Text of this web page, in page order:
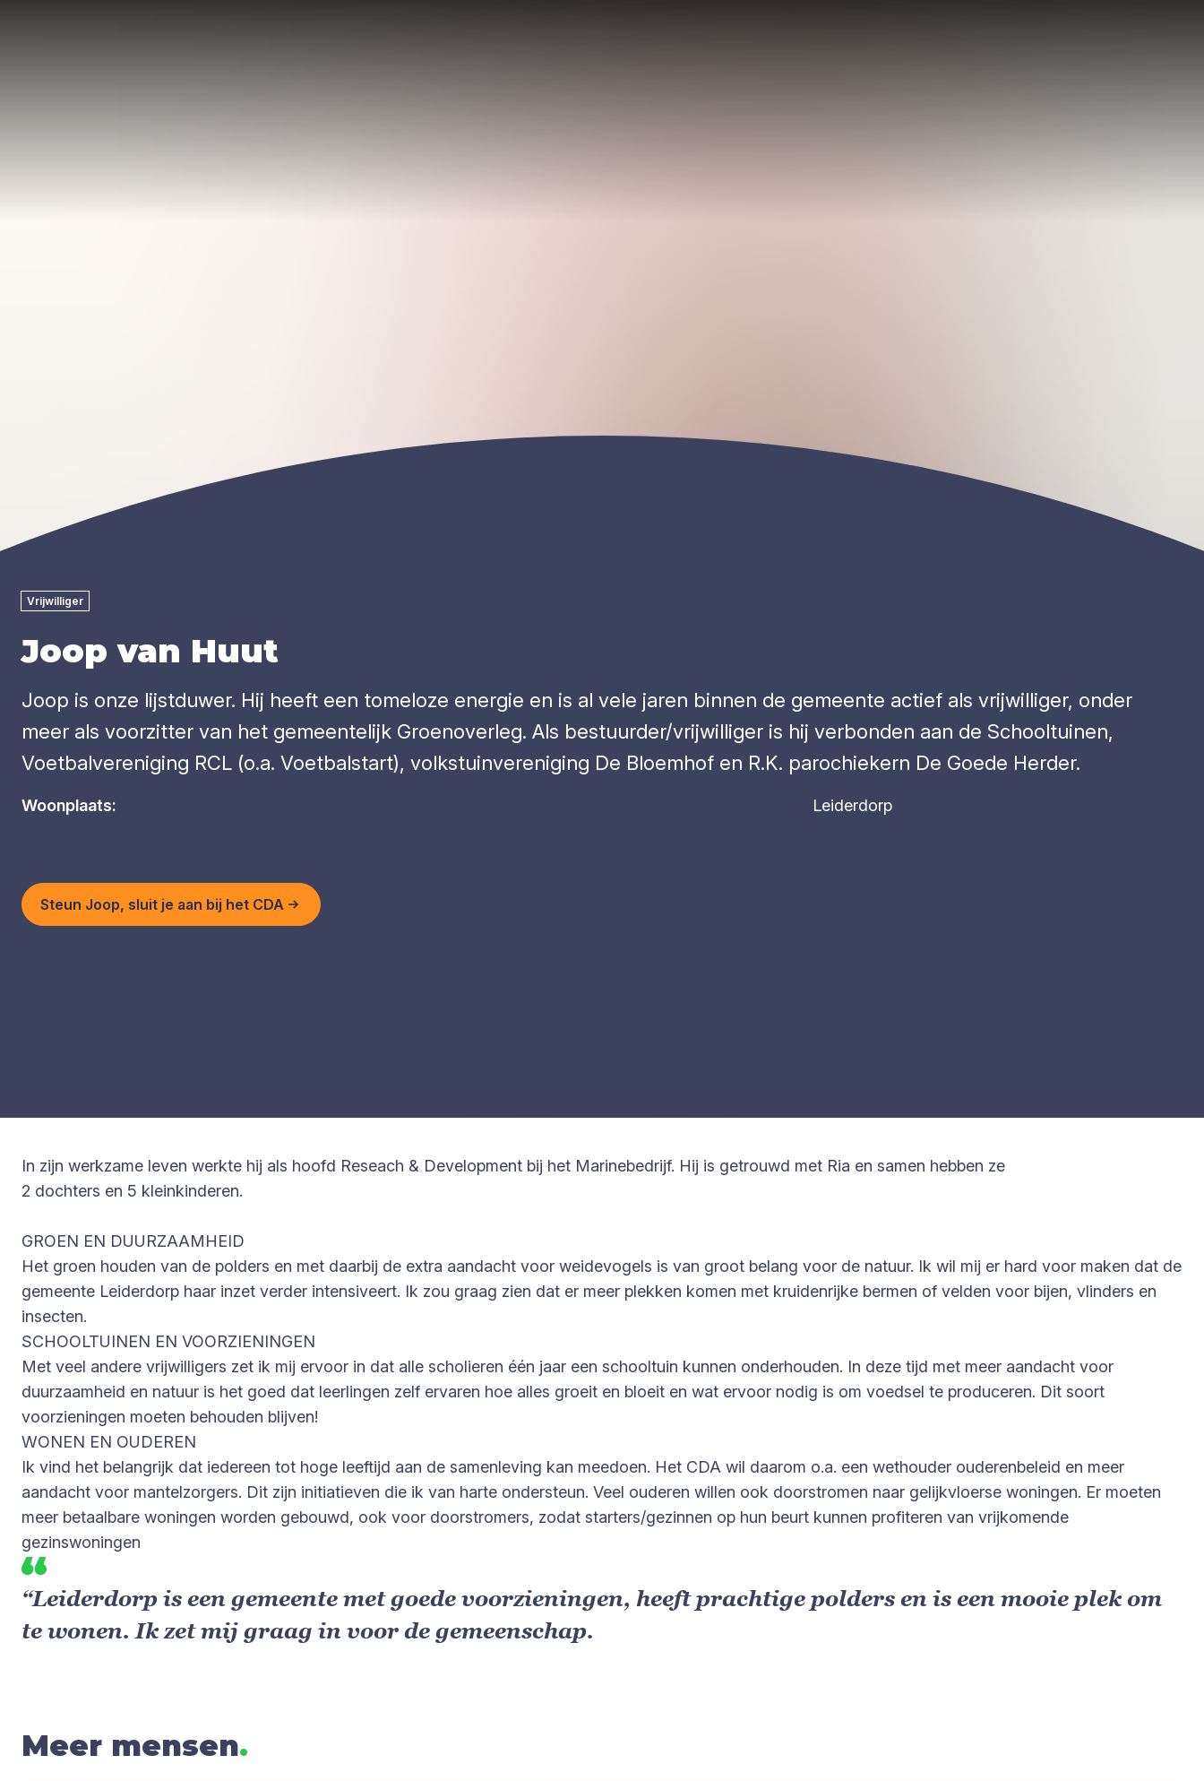
Vrijwilliger
Joop van Huut
Joop is onze lijstduwer. Hij heeft een tomeloze energie en is al vele jaren binnen de gemeente actief als vrijwilliger, onder
meer als voorzitter van het gemeentelijk Groenoverleg. Als bestuurder/vrijwilliger is hij verbonden aan de Schooltuinen,
Voetbalvereniging RCL (o.a. Voetbalstart), volkstuinvereniging De Bloemhof en R.K. parochiekern De Goede Herder.
Woonplaats: Leiderdorp
Steun Joop, sluit je aan bij het CDA
In zijn werkzame leven werkte hij als hoofd Reseach & Development bij het Marinebedrijf. Hij is getrouwd met Ria en samen hebben ze
2 dochters en 5 kleinkinderen.
GROEN EN DUURZAAMHEID
Het groen houden van de polders en met daarbij de extra aandacht voor weidevogels is van groot belang voor de natuur. Ik wil mij er hard voor maken dat de
gemeente Leiderdorp haar inzet verder intensiveert. Ik zou graag zien dat er meer plekken komen met kruidenrijke bermen of velden voor bijen, vlinders en
insecten.
SCHOOLTUINEN EN VOORZIENINGEN
Met veel andere vrijwilligers zet ik mij ervoor in dat alle scholieren één jaar een schooltuin kunnen onderhouden. In deze tijd met meer aandacht voor
duurzaamheid en natuur is het goed dat leerlingen zelf ervaren hoe alles groeit en bloeit en wat ervoor nodig is om voedsel te produceren. Dit soort
voorzieningen moeten behouden blijven!
WONEN EN OUDEREN
Ik vind het belangrijk dat iedereen tot hoge leeftijd aan de samenleving kan meedoen. Het CDA wil daarom o.a. een wethouder ouderenbeleid en meer
aandacht voor mantelzorgers. Dit zijn initiatieven die ik van harte ondersteun. Veel ouderen willen ook doorstromen naar gelijkvloerse woningen. Er moeten
meer betaalbare woningen worden gebouwd, ook voor doorstromers, zodat starters/gezinnen op hun beurt kunnen profiteren van vrijkomende
gezinswoningen
“Leiderdorp is een gemeente met goede voorzieningen, heeft prachtige polders en is een mooie plek om
te wonen. Ik zet mij graag in voor de gemeenschap.
Meer mensen.